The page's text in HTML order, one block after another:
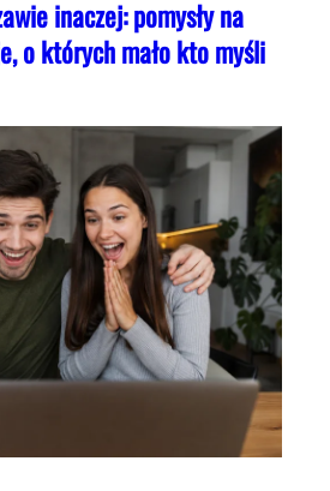
inaczej: pomysły na
o których mało kto myśli